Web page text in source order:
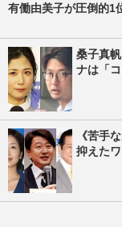
有働由美子が圧倒的1
桑子真
ナは「
《苦手
抑えた